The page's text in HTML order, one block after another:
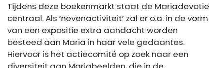
Tijdens deze boekenmarkt staat de Mariadevotie
centraal. Als ‘nevenactiviteit’ zal er o.a. in de vorm
van een expositie extra aandacht worden
besteed aan Maria in haar vele gedaantes.
Hiervoor is het actiecomité op zoek naar een